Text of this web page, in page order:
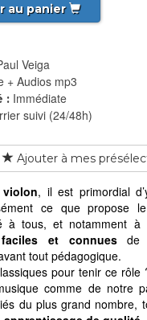
au panier
Veiga
+ Audios mp3
: Immédiate
suivi (24/48h)
Ajouter à mes
, il est primordial
ce que propose
à tous, et notamment à
et connuesde
tout pédagogique.
pour tenir ce rôle
comme de notre
du plus grand nombre,